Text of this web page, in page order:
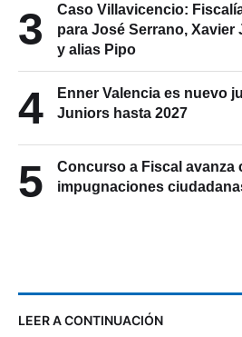
3
Caso Villavicencio:
para José Serrano, Xavier
y alias Pipo
4
Enner Valencia es nuevo
Juniors hasta 2027
5
Concurso a Fiscal avanza
impugnaciones
LEER A CONTINUACIÓN